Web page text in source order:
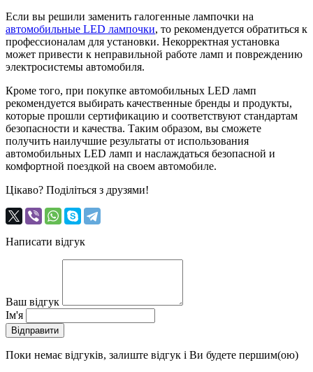
Если вы решили заменить галогенные лампочки на
автомобильные LED лампочки, то рекомендуется обратиться к
профессионалам для установки. Некорректная установка
может привести к неправильной работе ламп и повреждению
электросистемы автомобиля.
Кроме того, при покупке автомобильных LED ламп
рекомендуется выбирать качественные бренды и продукты,
которые прошли сертификацию и соответствуют стандартам
безопасности и качества. Таким образом, вы сможете
получить наилучшие результаты от использования
автомобильных LED ламп и наслаждаться безопасной и
комфортной поездкой на своем автомобиле.
Цікаво? Поділіться з друзями!
Написати відгук
Ваш відгук
Ім'я
Відправити
Поки немає відгуків, залиште відгук і Ви будете першим(ою)